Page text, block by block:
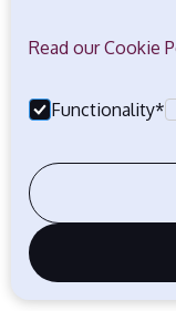
Our
rigorous
Liitu liiduga
Read our Cookie
Functionality*